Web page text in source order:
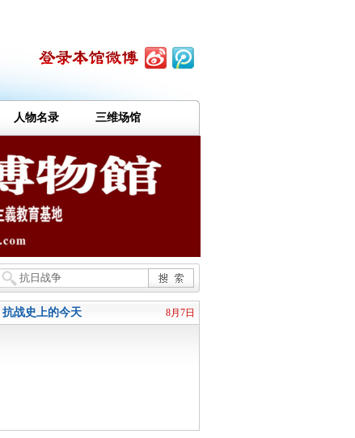
人物名录 三维场馆
抗战史上的今天 8月7日